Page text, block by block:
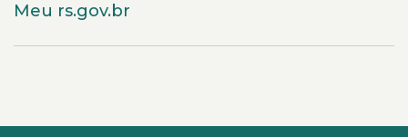
Meu rs.gov.br